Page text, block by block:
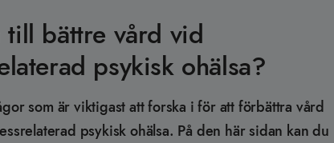
bättre vård vid
psykisk ohälsa?
som är viktigast att forska i för att förbättra vård
psykisk ohälsa. På den här sidan kan du